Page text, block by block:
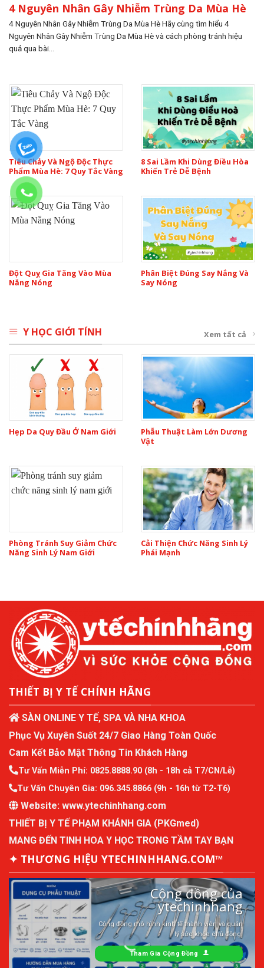
4 Nguyên Nhân Gây Nhiễm Trùng Da Mùa Hè
4 Nguyên Nhân Gây Nhiễm Trùng Da Mùa Hè Hãy cùng tìm hiểu 4
Nguyên Nhân Gây Nhiễm Trùng Da Mùa Hè và cách phòng tránh hiệu
quả qua bài...
Tiêu Chảy Và Ngộ Độc Thực
Phẩm Mùa Hè: 7 Quy Tắc Vàng
8 Sai Lầm Khi Dùng Điều Hòa
Khiến Trẻ Dễ Bệnh
Đột Quỵ Gia Tăng Vào Mùa
Nắng Nóng
Phân Biệt Đúng Say Nắng Và
Say Nóng
Y HỌC GIỚI TÍNH Xem tất cả
Hẹp Da Quy Đầu Ở Nam Giới
Phẫu Thuật Làm Lớn Dương
Vật
Phòng Tránh Suy Giảm Chức
Năng Sinh Lý Nam Giới
Cải Thiện Chức Năng Sinh Lý
Phái Mạnh
THIẾT BỊ Y TẾ CHÍNH HÃNG
SÀN ONLINE Y TẾ, SPA VÀ NHA KHOA
Phục Vụ Xuyên Suốt 24/7 Giao Hàng Toàn Quốc
Cam Kết Bảo Mật Thông Tin Khách Hàng
Tư Vấn Miễn Phí: 0825.8888.90 (8h - 18h cả T7/CN/Lễ)
Tư Vấn Chuyên Gia: 096.345.8866 (9h - 16h từ T2-T6)
Website: www.ytechinhhang.com
THIẾT BỊ Y TẾ PHẠM KHÁNH GIA (PKGmed)
MANG ĐẾN TINH HOA Y HỌC TRONG TẦM TAY BẠN
✦ THƯƠNG HIỆU YTECHINHHANG.COM™
Cộng đồng của
ytechinhhang
Cộng đồng mô hình kinh tế thành viên và quản
lý sức khỏe chủ động.
Tham Gia Cộng Đồng